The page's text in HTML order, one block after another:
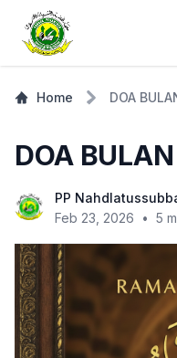
Home DOA
DOA
PP
Feb 23, 2026
• 5